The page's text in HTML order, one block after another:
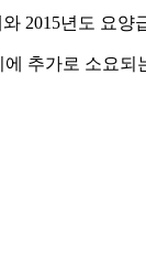
2015년도 요
추가로 소요되